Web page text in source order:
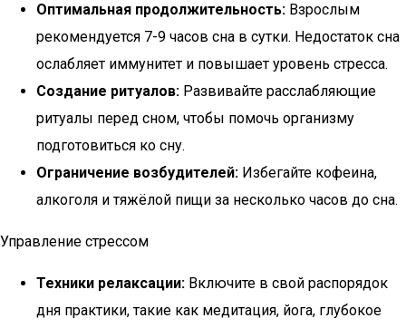
Оптимальная продолжительность: Взрослым
рекомендуется 7-9 часов сна в сутки. Недостаток сна
ослабляет иммунитет и повышает уровень стресса.
Создание ритуалов: Развивайте расслабляющие
ритуалы перед сном, чтобы помочь организму
подготовиться ко сну.
Ограничение возбудителей: Избегайте кофеина,
алкоголя и тяжёлой пищи за несколько часов до сна.
Управление стрессом
Техники релаксации: Включите в свой распорядок
дня практики, такие как медитация, йога, глубокое